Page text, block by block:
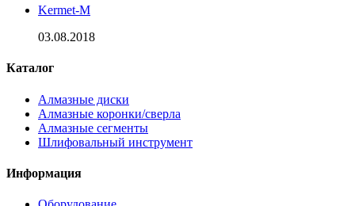
Kermet-M
03.08.2018
Каталог
Алмазные диски
Алмазные коронки/сверла
Алмазные сегменты
Шлифовальный инструмент
Информация